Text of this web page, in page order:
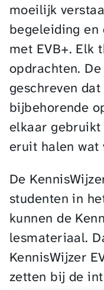
moeilijk
begeleiding en
met EVB+. Elk
opdrachten.
geschreven
bijbehorende
elkaar gebruikt
eruit halen wat
De
studenten in
kunnen de
lesmateriaal.
KennisWijzer
zetten bij de